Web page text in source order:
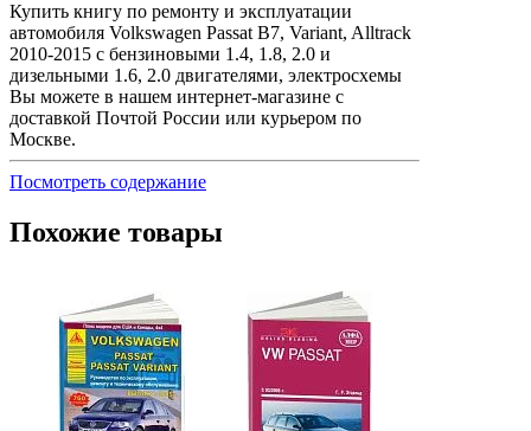
Купить книгу по ремонту и эксплуатации
автомобиля Volkswagen Passat B7, Variant, Alltrack
2010-2015 с бензиновыми 1.4, 1.8, 2.0 и
дизельными 1.6, 2.0 двигателями, электросхемы
Вы можете в нашем интернет-магазине с
доставкой Почтой России или курьером по
Москве.
Посмотреть содержание
Похожие товары